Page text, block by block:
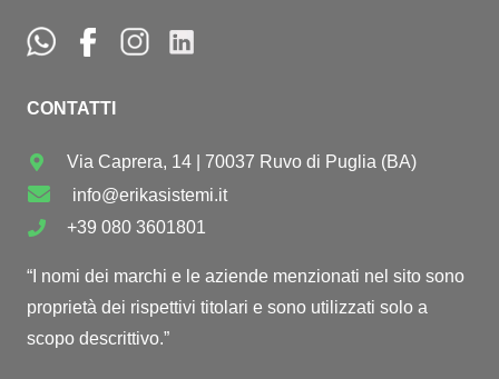
CONTATTI
Via Caprera, 14 | 70037 Ruvo di Puglia (BA)
info@erikasistemi.it
+39 080 3601801
“I nomi dei marchi e le aziende menzionati nel sito sono
proprietà dei rispettivi titolari e sono utilizzati solo a
scopo descrittivo.”